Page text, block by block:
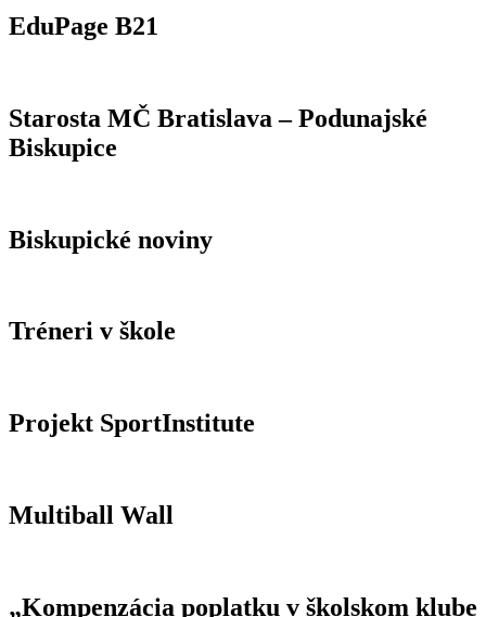
EduPage B21
Starosta MČ Bratislava – Podunajské
Biskupice
Biskupické noviny
Tréneri v škole
Projekt SportInstitute
Multiball Wall
„Kompenzácia poplatku v školskom klube